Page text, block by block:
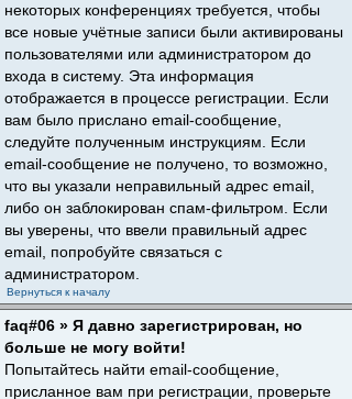
некоторых конференциях требуется, чтобы
все новые учётные записи были активированы
пользователями или администратором до
входа в систему. Эта информация
отображается в процессе регистрации. Если
вам было прислано email-сообщение,
следуйте полученным инструкциям. Если
email-сообщение не получено, то возможно,
что вы указали неправильный адрес email,
либо он заблокирован спам-фильтром. Если
вы уверены, что ввели правильный адрес
email, попробуйте связаться с
администратором.
Вернуться к началу
faq#06 » Я давно зарегистрирован, но
больше не могу войти!
Попытайтесь найти email-сообщение,
присланное вам при регистрации, проверьте